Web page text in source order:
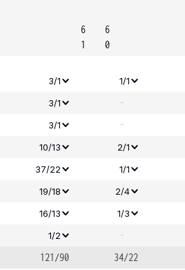
6
1
6
0
3/1
1/1
3/1 -
3/1 -
10/13
2/1
37/22
1/1
19/18
2/4
16/13
1/3
1/2
-
121/90 34/22